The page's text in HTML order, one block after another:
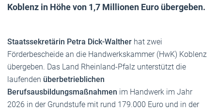
Koblenz in Höhe von 1,7 Millionen Euro übergeben.
Staatssekretärin Petra Dick-Walther hat zwei
Förderbescheide an die Handwerkskammer (HwK) Koblenz
übergeben. Das Land Rheinland-Pfalz unterstützt die
laufenden überbetrieblichen
Berufsausbildungsmaßnahmen im Handwerk im Jahr
2026 in der Grundstufe mit rund 179.000 Euro und in der